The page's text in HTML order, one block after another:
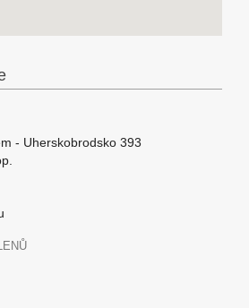
- Uherskobrodsko 393